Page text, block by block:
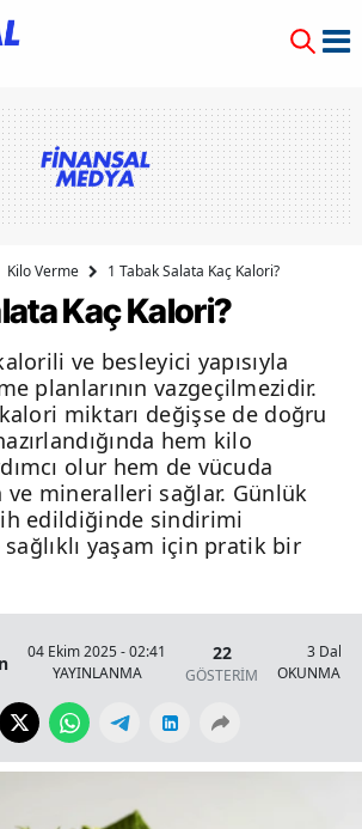
Kilo Verme 1 Tabak Salata Kaç Kalori?
Kaç Kalori?
ve besleyici yapısıyla
planlarının vazgeçilmezidir.
miktarı değişse de doğru
hem kilo
olur hem de vücuda
mineralleri sağlar. Günlük
edildiğinde sindirimi
sağlıklı yaşam için pratik bir
04 Ekim 2025 - 02:41
YAYINLANMA
22
GÖSTERİM
3
OKUNMA